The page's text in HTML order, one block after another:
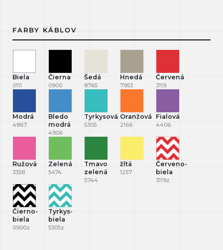
FARBY KÁBLOV
Biela
0111
Čierna
0900
Šedá
8765
Hnedá
7953
Červená
3119
Modrá
4867
Bledo
modrá
4906
Tyrkysová
5305
Oranžová
2166
Fialová
4406
Ružová
3358
Zelená
5474
Tmavo
zelená
5744
žltá
1257
Červeno-
biela
3119z
Čierno-
biela
0900z
Tyrkys-
biela
5305z